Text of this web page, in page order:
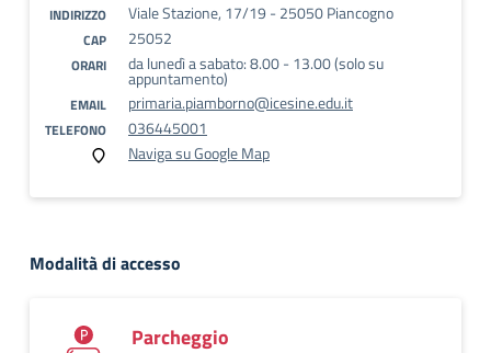
INDIRIZZO Viale Stazione, 17/19 - 25050 Piancogno
CAP 25052
ORARI da lunedì a sabato: 8.00 - 13.00 (solo su
appuntamento)
EMAIL primaria.piamborno@icesine.edu.it
TELEFONO
036445001
Naviga su Google Map
Modalità di accesso
Parcheggio